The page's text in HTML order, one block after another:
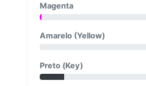
Magenta
Amarelo (Yellow)
Preto (Key)